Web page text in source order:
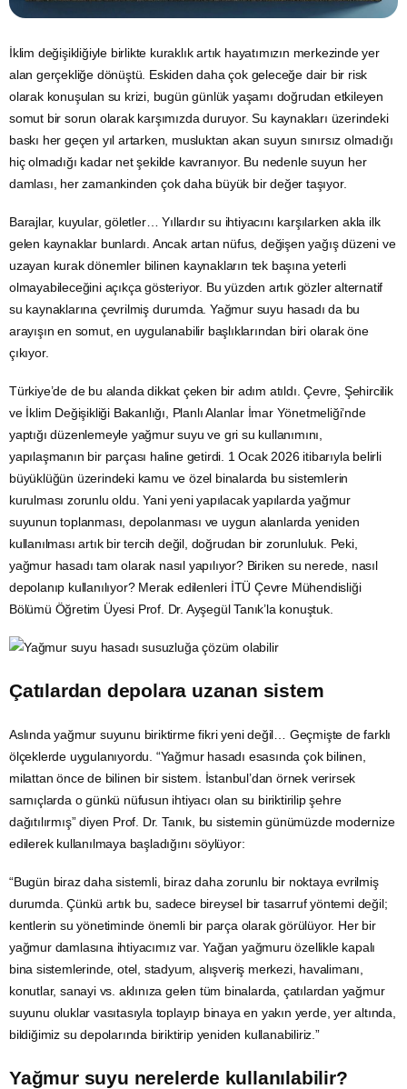
İklim değişikliğiyle birlikte kuraklıkartık hayatımızın merkezinde yer
alan gerçekliğe dönüştü. Eskiden daha çok geleceğe dair bir risk
olarak konuşulan su krizi, bugün günlük yaşamı doğrudan etkileyen
somut bir sorun olarak karşımızda duruyor.Su kaynakları üzerindeki
baskı her geçen yıl artarken, musluktan akan suyun sınırsız olmadığı
hiç olmadığı kadar net şekilde kavranıyor. Bu nedenle suyun her
damlası, her zamankinden çok daha büyük bir değer taşıyor.
Barajlar, kuyular, göletler… Yıllardır su ihtiyacını karşılarken akla ilk
gelen kaynaklar bunlardı. Ancak artan nüfus, değişenyağışdüzeni ve
uzayan kurak dönemler bilinen kaynakların tek başına yeterli
olmayabileceğini açıkça gösteriyor. Bu yüzden artık gözler alternatif
su kaynaklarına çevrilmiş durumda. Yağmur suyu hasadı da bu
arayışın en somut, en uygulanabilir başlıklarından biri olarak öne
çıkıyor.
Türkiye’de de bu alanda dikkat çeken bir adım atıldı. Çevre, Şehircilik
ve İklim Değişikliği Bakanlığı, Planlı Alanlar İmar Yönetmeliği’nde
yaptığı düzenlemeyle yağmur suyu ve gri su kullanımını,
yapılaşmanın bir parçası haline getirdi. 1 Ocak 2026 itibarıyla belirli
büyüklüğün üzerindeki kamu ve özel binalarda bu sistemlerin
kurulması zorunlu oldu. Yani yeni yapılacak yapılarda yağmur
suyunun toplanması, depolanması ve uygun alanlarda yeniden
kullanılması artık bir tercih değil, doğrudan bir zorunluluk. Peki,
yağmur hasadı tam olarak nasıl yapılıyor? Biriken su nerede, nasıl
depolanıp kullanılıyor? Merak edilenleri İTÜ Çevre Mühendisliği
Bölümü Öğretim Üyesi Prof. Dr. Ayşegül Tanık’la konuştuk.
Çatılardan depolara uzanan sistem
Aslında yağmur suyunu biriktirme fikri yeni değil… Geçmişte de farklı
ölçeklerde uygulanıyordu. “Yağmur hasadı esasında çok bilinen,
milattan önce de bilinen bir sistem. İstanbul’dan örnek verirsek
sarnıçlarda o günkü nüfusun ihtiyacı olan su biriktirilip şehre
dağıtılırmış” diyen Prof. Dr. Tanık, bu sistemin günümüzde modernize
edilerek kullanılmaya başladığını söylüyor:
“Bugün biraz daha sistemli, biraz daha zorunlu bir noktaya evrilmiş
durumda. Çünkü artık bu, sadece bireysel bir tasarruf yöntemi değil;
kentlerin su yönetiminde önemli bir parça olarak görülüyor. Her bir
yağmur damlasına ihtiyacımız var. Yağan yağmuru özellikle kapalı
bina sistemlerinde, otel, stadyum,alışveriş merkezi, havalimanı,
konutlar, sanayi vs. aklınıza gelen tüm binalarda, çatılardan yağmur
suyunu oluklar vasıtasıyla toplayıp binaya en yakın yerde, yer altında,
bildiğimiz su depolarında biriktirip yeniden kullanabiliriz.”
Yağmur suyu nerelerde kullanılabilir?